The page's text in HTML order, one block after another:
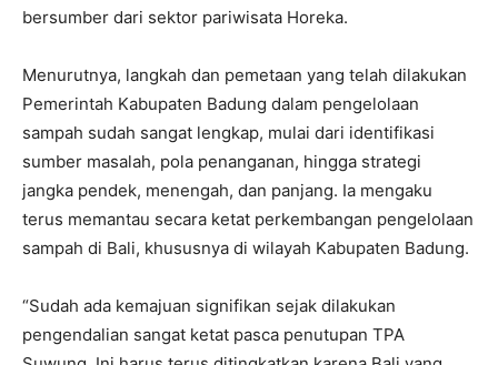
bersumber dari sektor pariwisata Horeka.
Menurutnya, langkah dan pemetaan yang telah dilakukan
Pemerintah Kabupaten Badung dalam pengelolaan
sampah sudah sangat lengkap, mulai dari identifikasi
sumber masalah, pola penanganan, hingga strategi
jangka pendek, menengah, dan panjang. Ia mengaku
terus memantau secara ketat perkembangan pengelolaan
sampah di Bali, khususnya di wilayah Kabupaten Badung.
“Sudah ada kemajuan signifikan sejak dilakukan
pengendalian sangat ketat pasca penutupan TPA